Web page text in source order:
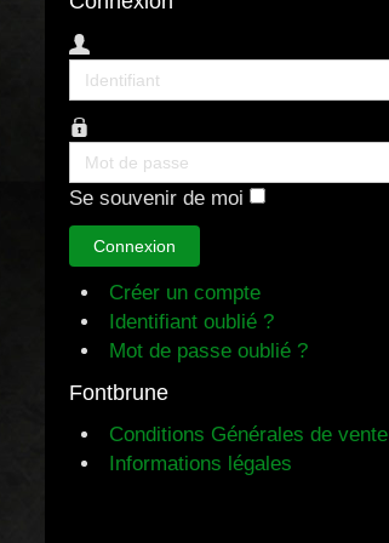
Identifiant
Mot
de
Se souvenir de moi
Connexion
Créer un compte
Identifiant oublié ?
Mot de passe oublié ?
Fontbrune
Conditions Générales de vente
Informations légales